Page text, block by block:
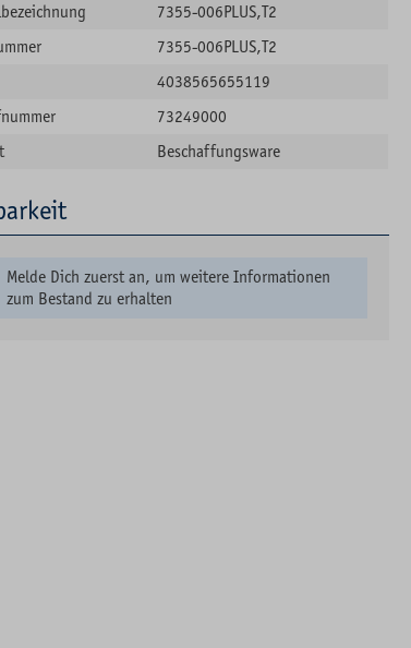
7355-006PLUS,T2
7355-006PLUS,T2
4038565655119
73249000
Beschaffungsware
Melde Dich zuerst an, um weitere Informationen
zum Bestand zu erhalten